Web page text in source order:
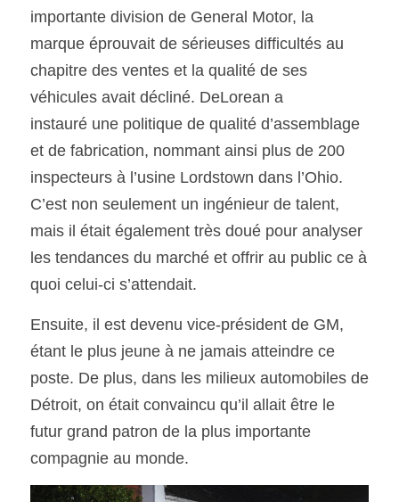
importante division de General Motor, la
marque éprouvait de sérieuses difficultés au
chapitre des ventes et la qualité de ses
véhicules avait décliné. DeLorean a
instauré une politique de qualité d’assemblage
et de fabrication, nommant ainsi plus de 200
inspecteurs à l’usine Lordstown dans l’Ohio.
C’est non seulement un ingénieur de talent,
mais il était également très doué pour analyser
les tendances du marché et offrir au public ce à
quoi celui-ci s’attendait.
Ensuite, il est devenu vice-président de GM,
étant le plus jeune à ne jamais atteindre ce
poste. De plus, dans les milieux automobiles de
Détroit, on était convaincu qu’il allait être le
futur grand patron de la plus importante
compagnie au monde.